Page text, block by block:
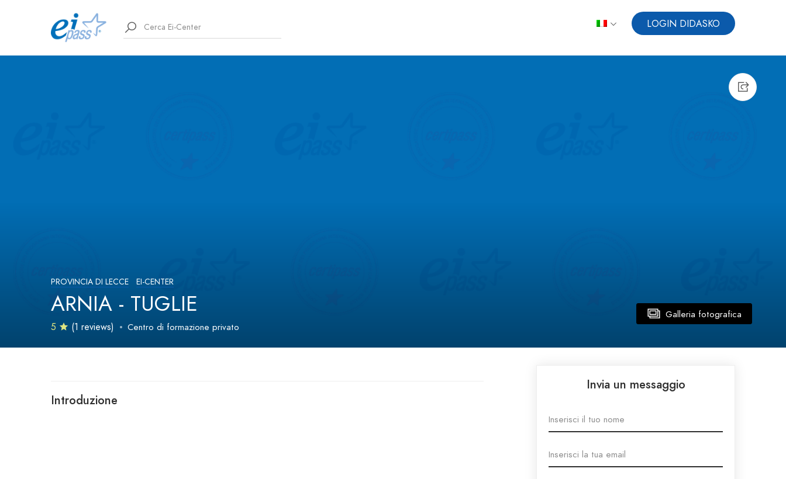
LOGIN DIDASKO
Galleria fotografica
PROVINCIA DI LECCE EI-CENTER
ARNIA - TUGLIE
5 (1 reviews) Centro di formazione privato
Introduzione
Invia un messaggio